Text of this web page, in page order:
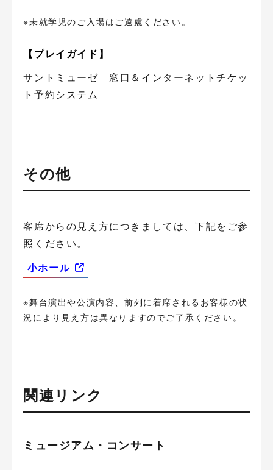
※未就学児のご入場はご遠慮ください。
【プレイガイド】
サントミューゼ 窓口＆インターネットチケッ
ト予約システム
その他
客席からの見え方につきましては、下記をご参
照ください。
小ホール
※舞台演出や公演内容、前列に着席されるお客様の状
況により見え方は異なりますのでご了承ください。
関連リンク
ミュージアム・コンサート